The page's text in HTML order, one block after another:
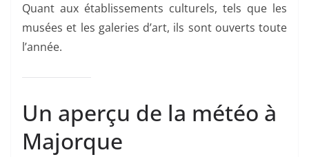
Quant aux établissements culturels, tels que les
musées et les galeries d’art, ils sont ouverts toute
l’année.
Un aperçu de la météo à
Majorque